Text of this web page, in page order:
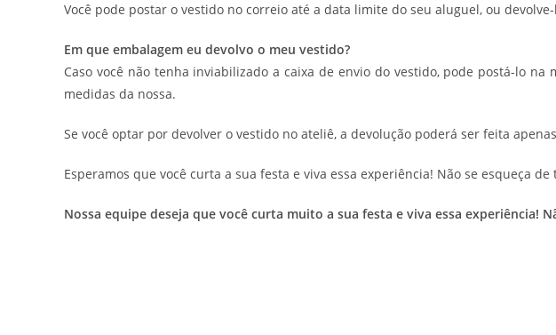
Você pode postar o vestido no correio até a data limite do seu aluguel, ou
Em que embalagem eu devolvo o meu vestido?
Caso você não tenha inviabilizado a caixa de envio do vestido, pode postá-lo
medidas da nossa.
Se você optar por devolver o vestido no ateliê, a devolução poderá ser feita
Esperamos que você curta a sua festa e viva essa experiência! Não se esqueça
Nossa equipe deseja que você curta muito a sua festa e viva essa